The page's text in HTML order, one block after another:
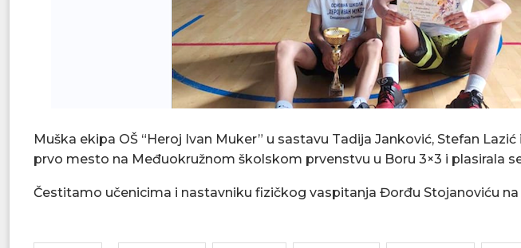
Muška ekipa OŠ “Heroj Ivan Muker” u sastavu Tadija Janković, Stefan
prvo mesto na Međuokružnom školskom prvenstvu u Boru 3×3 i plasirala
Čestitamo učenicima i nastavniku fizičkog vaspitanja Đorđu Stojanoviću